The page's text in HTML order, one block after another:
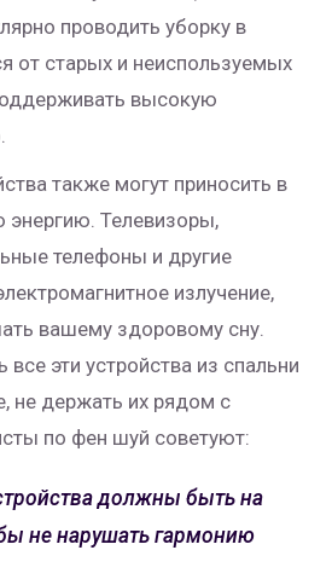
проводить уборку в
от старых и неиспользуемых
высокую
также могут приносить в
энергию. Телевизоры,
телефоны и другие
излучение,
вашему здоровому сну.
все эти устройства из спальни
не держать их рядом с
по фен шуй советуют:
должны быть на
не нарушать гармонию